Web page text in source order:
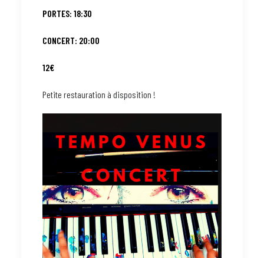
PORTES: 18:30
CONCERT: 20:00
12€
Petite restauration à disposition !